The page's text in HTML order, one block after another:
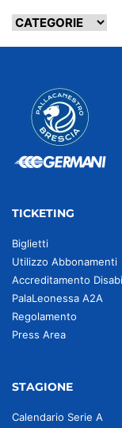
TICKETING
Biglietti
Utilizzo Abbonamenti
Accreditamento
PalaLeonessa A2A
Regolamento
Press Area
STAGIONE
Calendario Serie A